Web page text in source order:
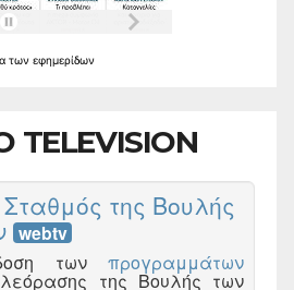
των εφημερίδων
TELEVISION